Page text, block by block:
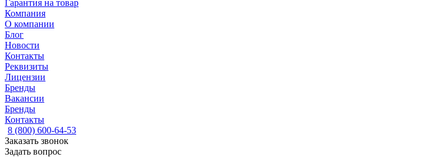
Гарантия на товар
Компания
О компании
Блог
Новости
Контакты
Реквизиты
Лицензии
Бренды
Вакансии
Бренды
Контакты
8 (800) 600-64-53
Заказать звонок
Задать вопрос